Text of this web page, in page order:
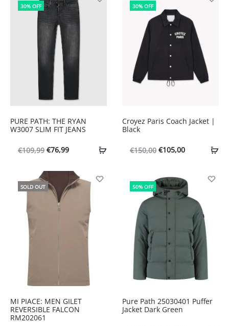
30% OFF
PURE PATH: THE RYAN
W3007 SLIM FIT JEANS
€109,99 Oorspronkelijke
was:
€109,99.
€76,99Huidige
is:
30% OFF
Croyez Paris Coach Jacket |
Black
€150,00 Oorspronkelijke
was:
€150,00.
€105,00Huidige
is:
€105,00.
SOLD OUT
MI PIACE: MEN GILET
REVERSIBLE FALCON
RM202061
50% OFF
Pure Path 25030401 Puffer
Jacket Dark Green